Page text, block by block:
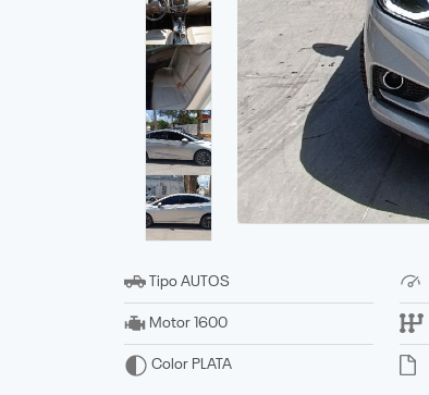
Tipo AUTOS
Motor 1600
Color PLATA